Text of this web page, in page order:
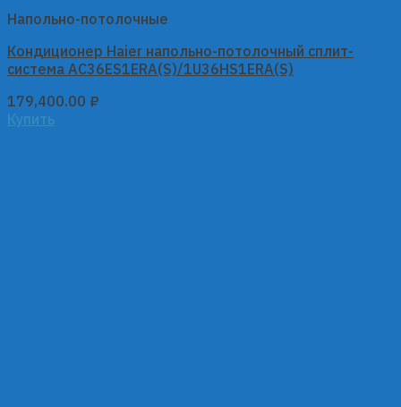
Напольно-потолочные
Кондиционер Haier напольно-потолочный сплит-
система AC36ES1ERA(S)/1U36HS1ERA(S)
179,400.00 ₽
Купить